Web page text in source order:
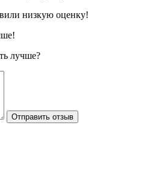
низкую оценку!
лучше?
Отправить отзыв